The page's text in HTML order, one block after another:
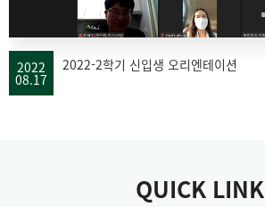
2022
08.17
2022-2학기 신입생 오리엔테이션
QUICK LINK